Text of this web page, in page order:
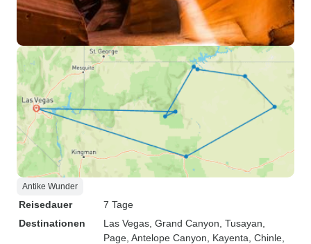
Antike Wunder
Reisedauer
7 Tage
Destinationen
Las Vegas , Grand Canyon , Tusayan
Page , Antelope Canyon , Kayenta , Chinle